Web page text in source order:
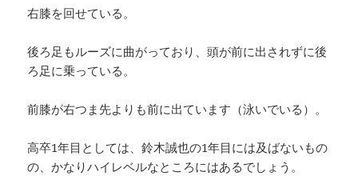
右膝を回せている。
後ろ足もルーズに曲がっており、頭が前に出されずに後
ろ足に乗っている。
前膝が右つま先よりも前に出ています（泳いでいる）。
高卒1年目としては、鈴木誠也の1年目には及ばないもの
の、かなりハイレベルなところにはあるでしょう。